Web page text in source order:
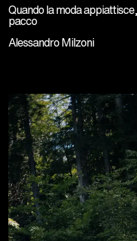
Quando la moda
pacco
Alessandro Milzoni